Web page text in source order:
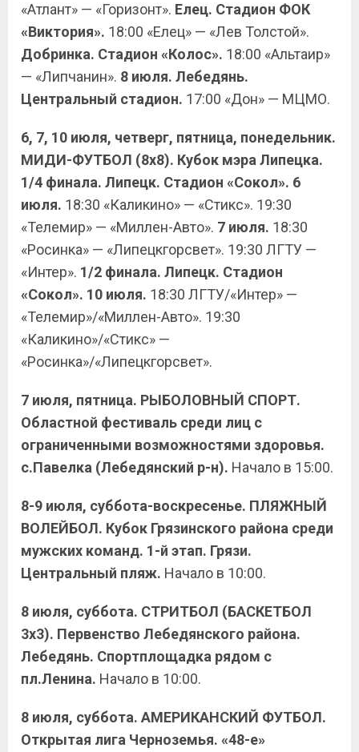
«Атлант» — «Горизонт». Елец. Стадион ФОК
«Виктория». 18:00 «Елец» — «Лев Толстой».
Добринка. Стадион «Колос». 18:00 «Альтаир»
— «Липчанин». 8 июля. Лебедянь.
Центральный стадион. 17:00 «Дон» — МЦМО.
6, 7, 10 июля, четверг, пятница, понедельник.
МИДИ-ФУТБОЛ (8х8). Кубок мэра Липецка.
1/4 финала. Липецк. Стадион «Сокол». 6
июля. 18:30 «Каликино» — «Стикс». 19:30
«Телемир» — «Миллен-Авто». 7 июля. 18:30
«Росинка» — «Липецкгорсвет». 19:30 ЛГТУ —
«Интер». 1/2 финала. Липецк. Стадион
«Сокол». 10 июля. 18:30 ЛГТУ/«Интер» —
«Телемир»/«Миллен-Авто». 19:30
«Каликино»/«Стикс» —
«Росинка»/«Липецкгорсвет».
7 июля, пятница. РЫБОЛОВНЫЙ СПОРТ.
Областной фестиваль среди лиц с
ограниченными возможностями здоровья.
с.Павелка (Лебедянский р-н). Начало в 15:00.
8-9 июля, суббота-воскресенье. ПЛЯЖНЫЙ
ВОЛЕЙБОЛ. Кубок Грязинского района среди
мужских команд. 1-й этап. Грязи.
Центральный пляж. Начало в 10:00.
8 июля, суббота. СТРИТБОЛ (БАСКЕТБОЛ
3х3). Первенство Лебедянского района.
Лебедянь. Спортплощадка рядом с
пл.Ленина. Начало в 10:00.
8 июля, суббота. АМЕРИКАНСКИЙ ФУТБОЛ.
Открытая лига Черноземья. «48-е»